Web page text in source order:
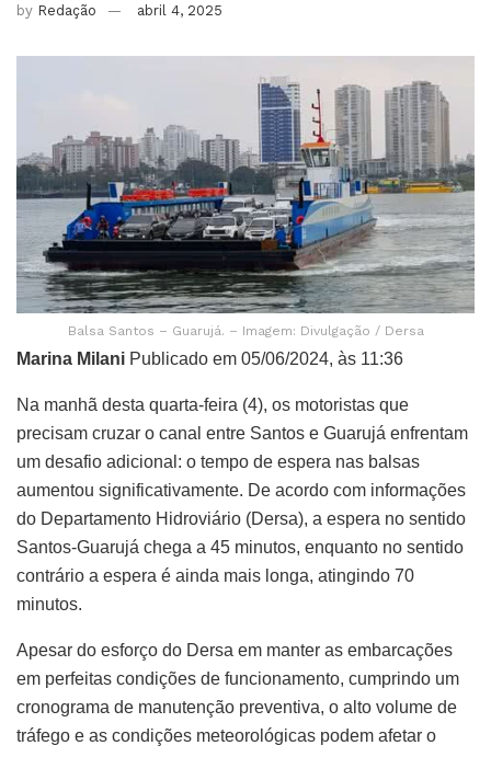
by Redação abril 4, 2025
Balsa Santos – Guarujá. – Imagem: Divulgação / Dersa
Marina Milani Publicado em 05/06/2024, às 11:36
Na manhã desta quarta-feira (4), os motoristas que
precisam cruzar o canal entre Santos e Guarujá enfrentam
um desafio adicional: o tempo de espera nas balsas
aumentou significativamente. De acordo com informações
do Departamento Hidroviário (Dersa), a espera no sentido
Santos-Guarujá chega a 45 minutos, enquanto no sentido
contrário a espera é ainda mais longa, atingindo 70
minutos.
Apesar do esforço do Dersa em manter as embarcações
em perfeitas condições de funcionamento, cumprindo um
cronograma de manutenção preventiva, o alto volume de
tráfego e as condições meteorológicas podem afetar o